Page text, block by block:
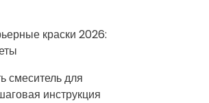
краски 2026:
смеситель для
инструкция